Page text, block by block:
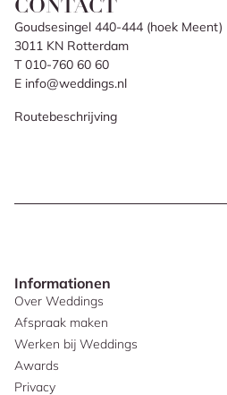
CONTACT
Goudsesingel 440-444 (hoek Meent)
3011 KN Rotterdam
T 010-760 60 60
E info@weddings.nl
Routebeschrijving
Informationen
Over Weddings
Afspraak maken
Werken bij Weddings
Awards
Privacy